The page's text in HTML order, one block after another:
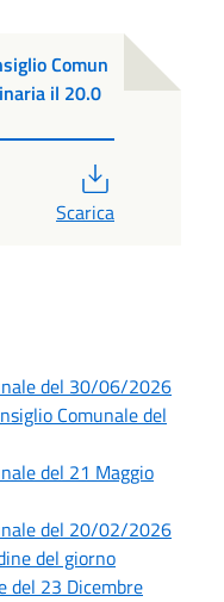
Comun
il 20.0
Scarica
del 30/06/2026
Comunale del
del 21 Maggio
del 20/02/2026
del giorno
del 23 Dicembre